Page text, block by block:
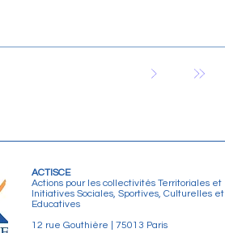
ACTISCE
Actions pour les collectivités Territoriales et
Initiatives Sociales, Sportives, Culturelles et
Educatives
12 rue Gouthière | 75013 Paris